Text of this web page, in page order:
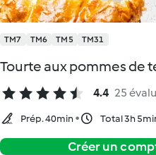
TM7 TM6 TM5 TM31
Tourte aux pommes de
4.4 25
Prép. 40min Total 3h
Créer un